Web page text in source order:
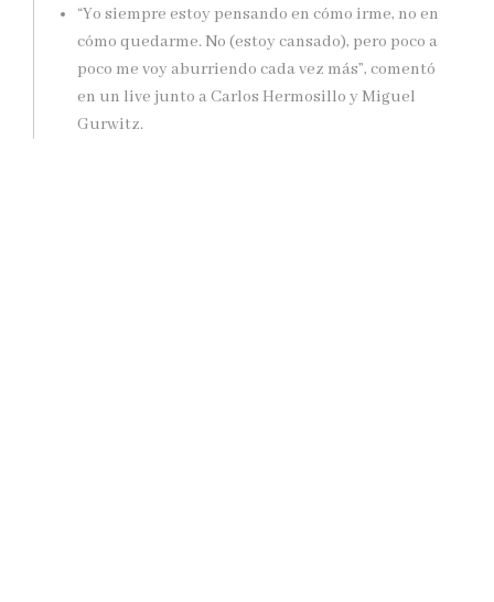
“Yo siempre estoy pensando en cómo irme, no en
cómo quedarme. No (estoy cansado), pero poco a
poco me voy aburriendo cada vez más”, comentó
en un live junto a Carlos Hermosillo y Miguel
Gurwitz.